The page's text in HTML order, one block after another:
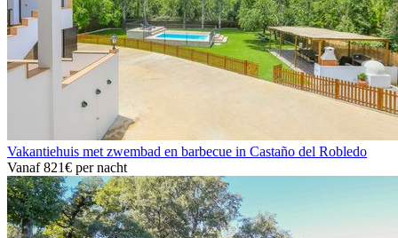
Vakantiehuis met zwembad en barbecue in Castaño del Robledo
Vanaf821€ per nacht